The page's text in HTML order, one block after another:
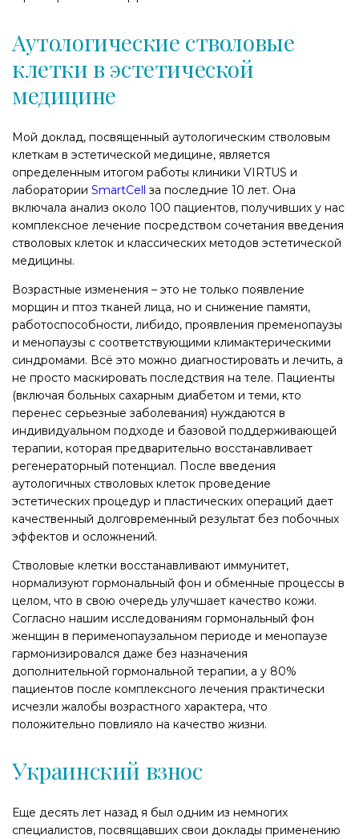
Аутологические стволовые
клетки в эстетической
медицине
Мой доклад, посвященный аутологическим стволовым
клеткам в эстетической медицине, является
определенным итогом работы клиники VIRTUS и
лаборатории SmartCell за последние 10 лет. Она
включала анализ около 100 пациентов, получивших у нас
комплексное лечение посредством сочетания введения
стволовых клеток и классических методов эстетической
медицины.
Возрастные изменения – это не только появление
морщин и птоз тканей лица, но и снижение памяти,
работоспособности, либидо, проявления пременопаузы
и менопаузы с соответствующими климактерическими
синдромами. Всё это можно диагностировать и лечить, а
не просто маскировать последствия на теле. Пациенты
(включая больных сахарным диабетом и теми, кто
перенес серьезные заболевания) нуждаются в
индивидуальном подходе и базовой поддерживающей
терапии, которая предварительно восстанавливает
регенераторный потенциал. После введения
аутологичных стволовых клеток проведение
эстетических процедур и пластических операций дает
качественный долговременный результат без побочных
эффектов и осложнений.
Стволовые клетки восстанавливают иммунитет,
нормализуют гормональный фон и обменные процессы в
целом, что в свою очередь улучшает качество кожи.
Согласно нашим исследованиям гормональный фон
женщин в перименопаузальном периоде и менопаузе
гармонизировался даже без назначения
дополнительной гормональной терапии, а у 80%
пациентов после комплексного лечения практически
исчезли жалобы возрастного характера, что
положительно повлияло на качество жизни.
Украинский взнос
Еще десять лет назад я был одним из немногих
специалистов, посвящавших свои доклады применению